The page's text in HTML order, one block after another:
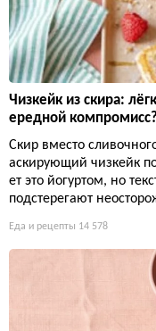
Чизкейк из скира:
ередной компромисс?
Скир вместо
аскирующий чизкейк
ет это йогуртом, но
подстерегают
Еда и рецепты 14 578